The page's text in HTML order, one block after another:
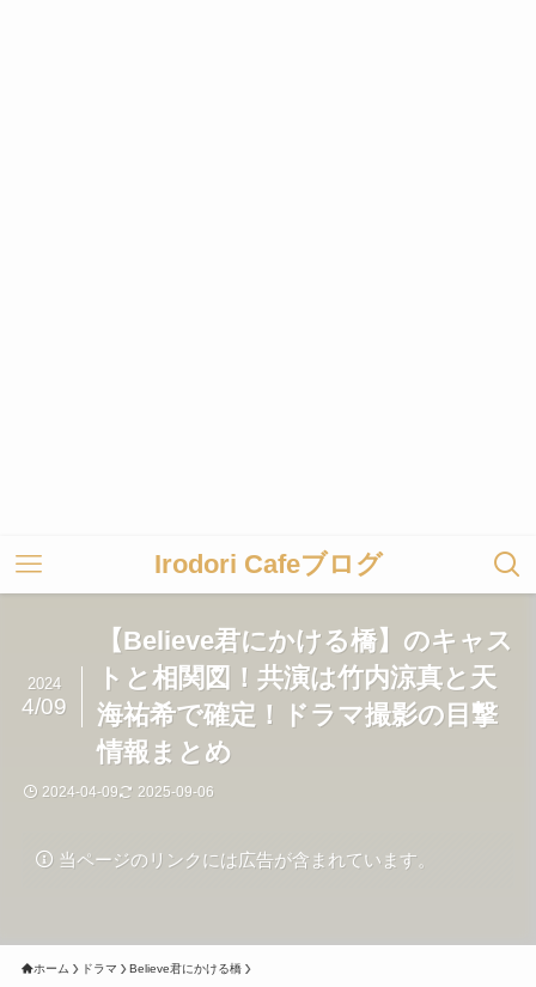
Irodori Cafeブログ
【Believe君にかける橋】のキャス
トと相関図！共演は竹内涼真と天
海祐希で確定！ドラマ撮影の目撃
情報まとめ
2024
4/09
2024-04-09 2025-09-06
当ページのリンクには広告が含まれています。
ホーム ドラマ Believe君にかける橋